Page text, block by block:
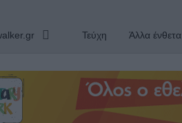
Τεύχη Άλλα ένθετα